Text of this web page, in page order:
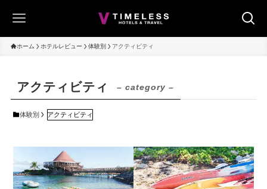
ホーム ホテルレビュー 体験別 アクティビティ
アクティビティ – category –
体験別 アクティビティ